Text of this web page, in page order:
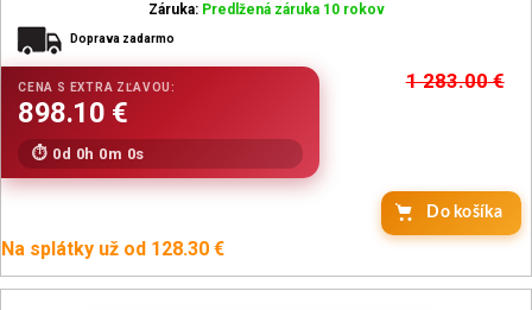
Záruka: Predlžená záruka 10 rokov
Doprava zadarmo
1 283.00€
0d 0h 0m 0s
Na splátky už od 128.30 €